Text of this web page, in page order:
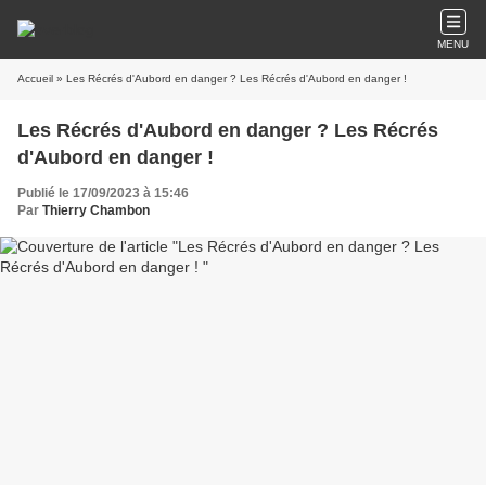
MENU
Accueil » Les Récrés d'Aubord en danger ? Les Récrés d'Aubord en danger !
Les Récrés d'Aubord en danger ? Les Récrés
d'Aubord en danger !
Publié le 17/09/2023 à 15:46
Par Thierry Chambon